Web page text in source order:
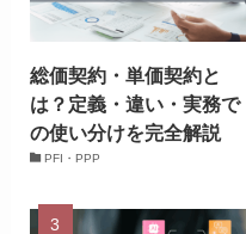
総価契約・単価契約と
は？定義・違い・実務で
の使い分けを完全解説
PFI・PPP